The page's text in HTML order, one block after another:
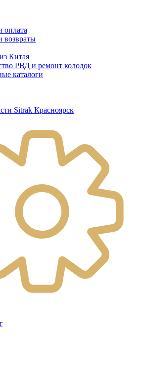
оплата
возвраты
Китая
РВД и ремонт колодок
каталоги
Sitrak Красноярск